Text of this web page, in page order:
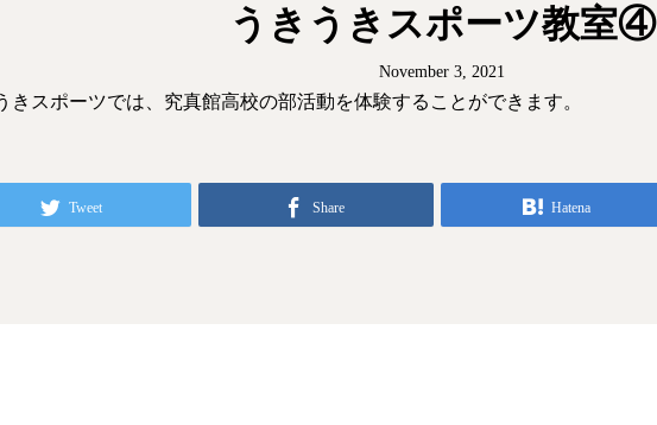
うきうきスポーツ教室④
November 3, 2021
きスポーツでは、究真館高校の部活動を体験することができます。
Tweet Share Hatena